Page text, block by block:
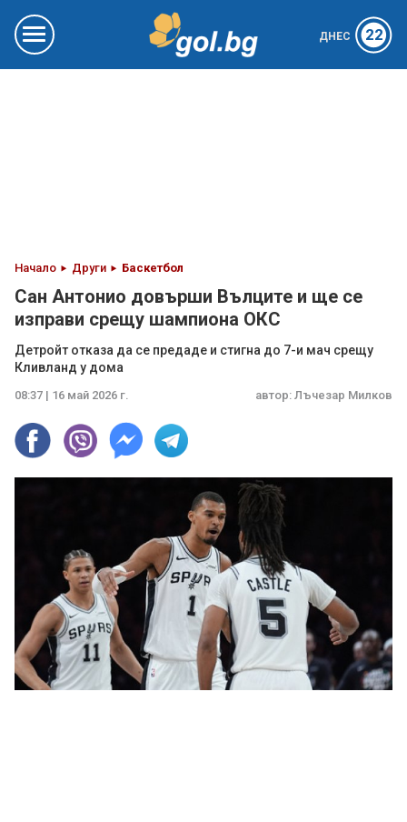
ДНЕС 22
Начало Други Баскетбол
Сан Антонио довърши Вълците и ще се
изправи срещу шампиона ОКС
Детройт отказа да се предаде и стигна до 7-и мач срещу
Кливланд у дома
08:37 | 16 май 2026 г. автор: Лъчезар Милков